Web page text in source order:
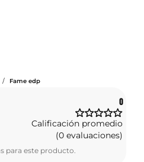
/ Fame edp
0
Calificación promedio
(0 evaluaciones)
para este producto.